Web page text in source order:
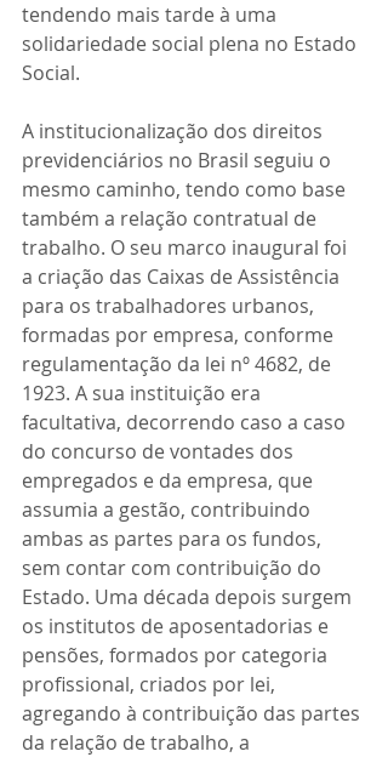
tendendo mais tarde à uma
solidariedade social plena no Estado
Social.
A institucionalização dos direitos
previdenciários no Brasil seguiu o
mesmo caminho, tendo como base
também a relação contratual de
trabalho. O seu marco inaugural foi
a criação das Caixas de Assistência
para os trabalhadores urbanos,
formadas por empresa, conforme
regulamentação da lei nº 4682, de
1923. A sua instituição era
facultativa, decorrendo caso a caso
do concurso de vontades dos
empregados e da empresa, que
assumia a gestão, contribuindo
ambas as partes para os fundos,
sem contar com contribuição do
Estado. Uma década depois surgem
os institutos de aposentadorias e
pensões, formados por categoria
profissional, criados por lei,
agregando à contribuição das partes
da relação de trabalho, a